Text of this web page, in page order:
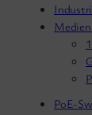
PoE-